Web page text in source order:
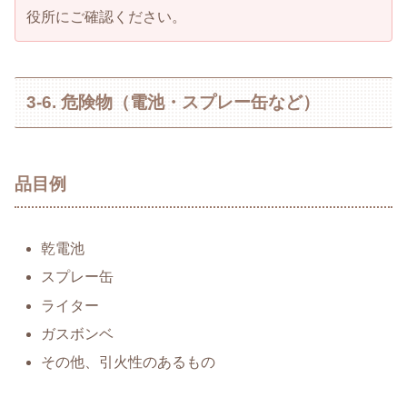
役所にご確認ください。
3-6. 危険物（電池・スプレー缶など）
品目例
乾電池
スプレー缶
ライター
ガスボンベ
その他、引火性のあるもの